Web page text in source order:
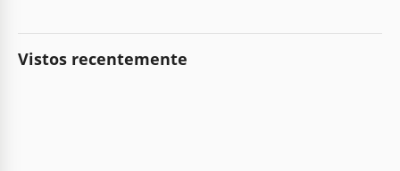
Vistos recentemente